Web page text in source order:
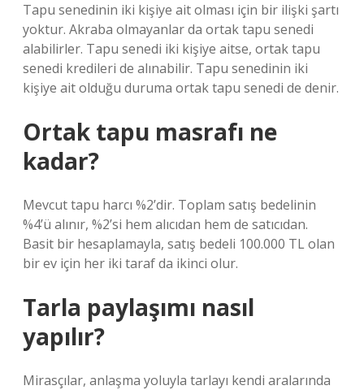
Tapu senedinin iki kişiye ait olması için bir ilişki şartı
yoktur. Akraba olmayanlar da ortak tapu senedi
alabilirler. Tapu senedi iki kişiye aitse, ortak tapu
senedi kredileri de alınabilir. Tapu senedinin iki
kişiye ait olduğu duruma ortak tapu senedi de denir.
Ortak tapu masrafı ne
kadar?
Mevcut tapu harcı %2’dir. Toplam satış bedelinin
%4’ü alınır, %2’si hem alıcıdan hem de satıcıdan.
Basit bir hesaplamayla, satış bedeli 100.000 TL olan
bir ev için her iki taraf da ikinci olur.
Tarla paylaşımı nasıl
yapılır?
Mirasçılar, anlaşma yoluyla tarlayı kendi aralarında